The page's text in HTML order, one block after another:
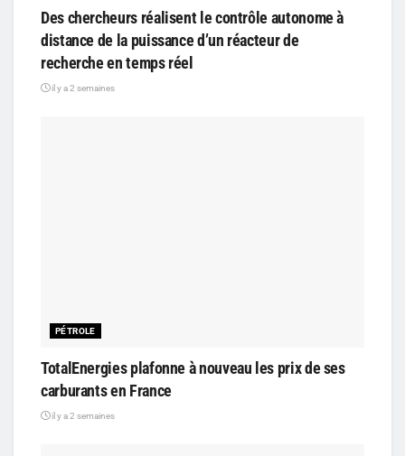
Des chercheurs réalisent le contrôle autonome à
distance de la puissance d’un réacteur de
recherche en temps réel
il y a 2 semaines
PÉTROLE
TotalEnergies plafonne à nouveau les prix de ses
carburants en France
il y a 2 semaines